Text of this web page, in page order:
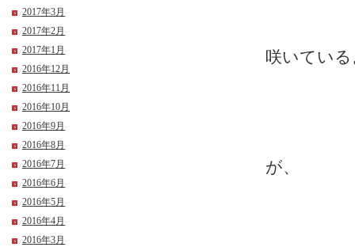
咲いてい
が、
2017年3月
2017年2月
2017年1月
2016年12月
2016年11月
2016年10月
2016年9月
2016年8月
2016年7月
2016年6月
2016年5月
2016年4月
2016年3月